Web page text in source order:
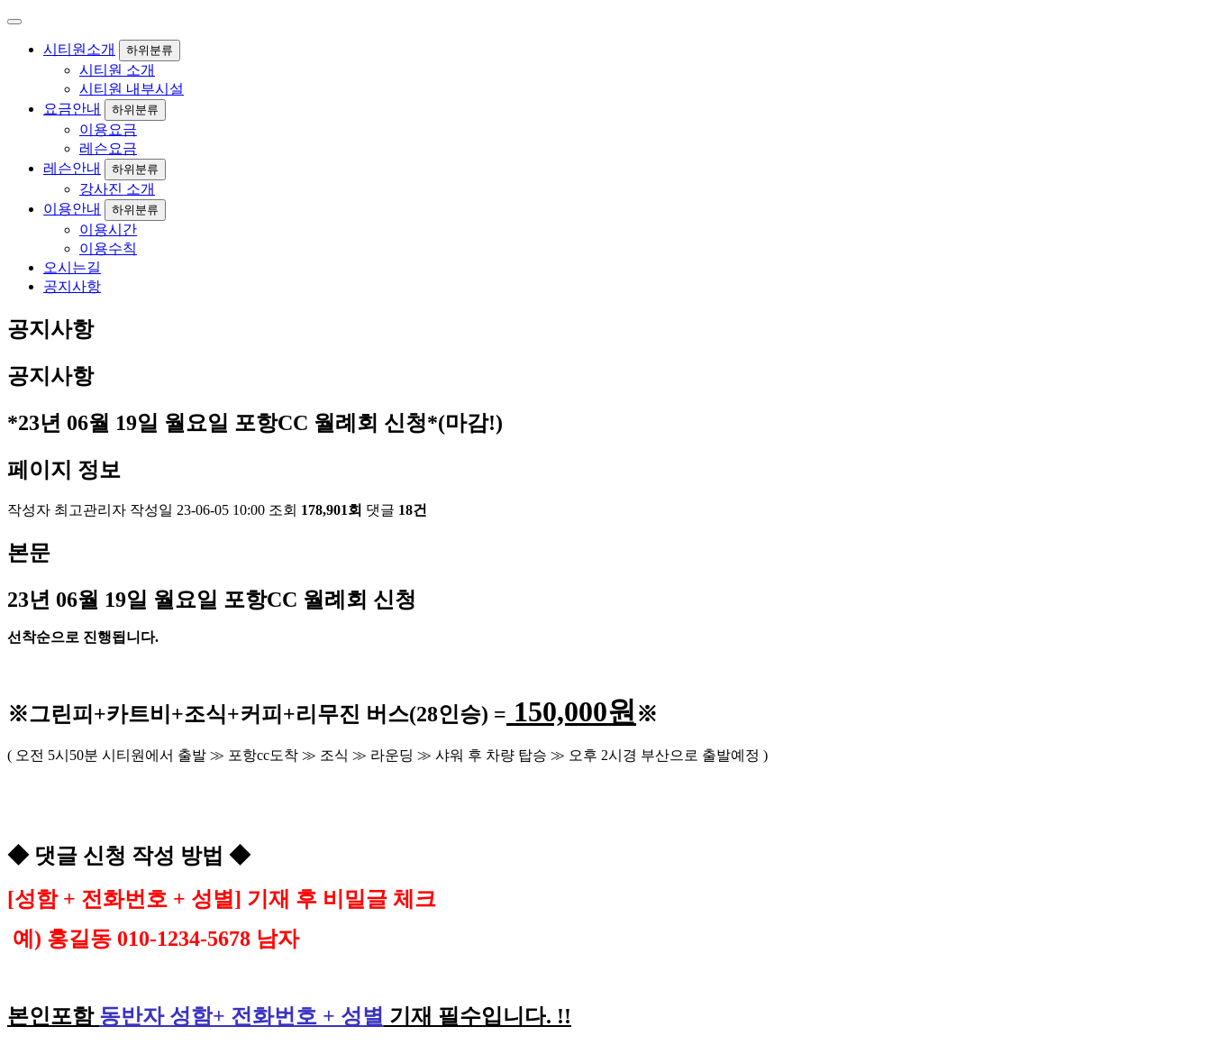
시티원소개 하위분류
시티원 소개
시티원 내부시설
요금안내
하위분류
이용요금
레슨요금
레슨안내
하위분류
강사진 소개
이용안내
하위분류
이용시간
이용수칙
오시는길
공지사항
공지사항
공지사항
*23년 06월 19일 월요일 포항CC 월례회 신청*(마감!)
페이지 정보
작성자 최고관리자 작성일 23-06-05 10:00 조회 178,901회 댓글 18건
본문
23년 06월 19일 월요일 포항CC 월례회 신청
선착순으로 진행됩니다.
※그린피 +카트비 +조식+커피+리무진 버스(28인승) = 150,000원 ※
( 오전 5시 50분 시티원에서 출발 ≫ 포항cc도착 ≫ 조식 ≫ 라운딩 ≫ 샤워 후 차량 탑승 ≫ 오후 2시경 부산으로 출발예정 )
◆ 댓글 신청 작성 방법 ◆
[성함 + 전화번호 + 성별] 기재 후 비밀글 체크
예 ) 홍길동 010-1234-5678 남자
본인포함 동반자 성함+ 전화번호 + 성별 기재 필수입니다. !!